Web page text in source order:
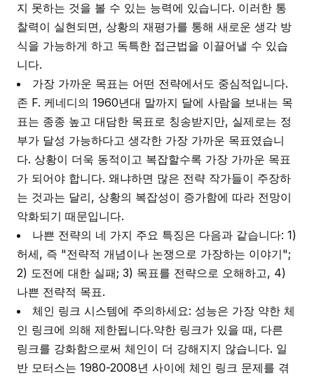
지 못하는 것을 볼 수 있는 능력에 있습니다. 이러한 통
찰력이 실현되면, 상황의 재평가를 통해 새로운 생각 방
식을 가능하게 하고 독특한 접근법을 이끌어낼 수 있습
니다.
가장 가까운 목표는 어떤 전략에서도 중심적입니다.
존 F. 케네디의 1960년대 말까지 달에 사람을 보내는 목
표는 종종 높고 대담한 목표로 칭송받지만, 실제로는 정
부가 달성 가능하다고 생각한 가장 가까운 목표였습니
다. 상황이 더욱 동적이고 복잡할수록 가장 가까운 목표
가 되어야 합니다. 왜냐하면 많은 전략 작가들이 주장하
는 것과는 달리, 상황의 복잡성이 증가함에 따라 전망이
악화되기 때문입니다.
나쁜 전략의 네 가지 주요 특징은 다음과 같습니다: 1)
허세, 즉 "전략적 개념이나 논쟁으로 가장하는 이야기";
2) 도전에 대한 실패; 3) 목표를 전략으로 오해하고, 4)
나쁜 전략적 목표.
체인 링크 시스템에 주의하세요: 성능은 가장 약한 체
인 링크에 의해 제한됩니다.약한 링크가 있을 때, 다른
링크를 강화함으로써 체인이 더 강해지지 않습니다. 일
반 모터스는 1980-2008년 사이에 체인 링크 문제를 겪